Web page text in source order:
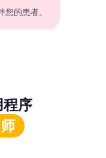
的患者。
程序